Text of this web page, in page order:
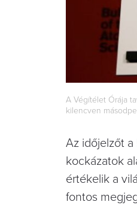
A Végítélet Órája
kilencven
Az időjelzőt
kockázatok
értékelik a
fontos